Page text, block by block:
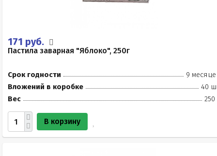
171 руб.
Пастила заварная "Яблоко", 250г
Срок годности
9
Вложений в коробке
40
Вес
250
В корзину